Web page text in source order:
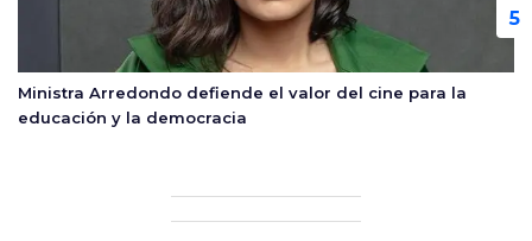
Ministra Arredondo defiende el valor del cine para la
educación y la democracia